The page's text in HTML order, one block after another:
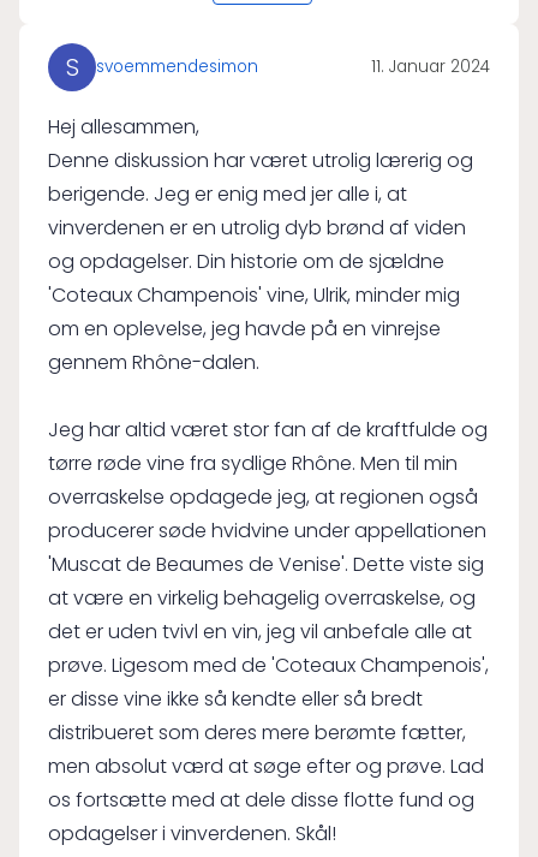
S svoemmendesimon 11. Januar 2024
Hej allesammen,
Denne diskussion har været utrolig lærerig og
berigende. Jeg er enig med jer alle i, at
vinverdenen er en utrolig dyb brønd af viden
og opdagelser. Din historie om de sjældne
'Coteaux Champenois' vine, Ulrik, minder mig
om en oplevelse, jeg havde på en vinrejse
gennem Rhône-dalen.
Jeg har altid været stor fan af de kraftfulde og
tørre røde vine fra sydlige Rhône. Men til min
overraskelse opdagede jeg, at regionen også
producerer søde hvidvine under appellationen
'Muscat de Beaumes de Venise'. Dette viste sig
at være en virkelig behagelig overraskelse, og
det er uden tvivl en vin, jeg vil anbefale alle at
prøve. Ligesom med de 'Coteaux Champenois',
er disse vine ikke så kendte eller så bredt
distribueret som deres mere berømte fætter,
men absolut værd at søge efter og prøve. Lad
os fortsætte med at dele disse flotte fund og
opdagelser i vinverdenen. Skål!